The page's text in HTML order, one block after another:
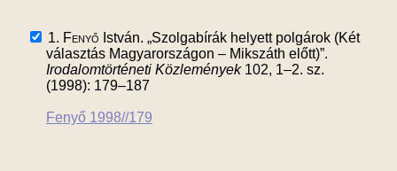
1. Fenyő István. „Szolgabírák helyett polgárok (Két
választás Magyarországon – Mikszáth előtt)”.
Irodalomtörténeti Közlemények102, 1–2. sz.
(1998): 179–187
Fenyő 1998//179